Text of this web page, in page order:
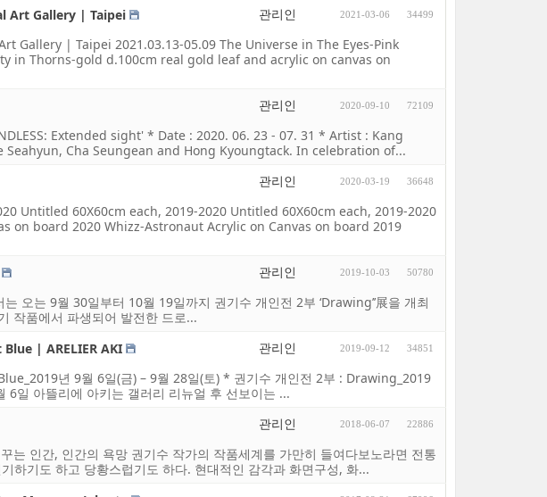
Art Gallery | Taipei 관리인 2021-03-06 34499
Gallery | Taipei 2021.03.13-05.09 The Universe in The Eyes-Pink
in Thorns-gold d.100cm real gold leaf and acrylic on canvas on
관리인 2020-09-10 72109
Extended sight' * Date : 2020. 06. 23 - 07. 31 * Artist : Kang
Cha Seungean and Hong Kyoungtack. In celebration of...
관리인 2020-03-19 36648
Untitled 60X60cm each, 2019-2020 Untitled 60X60cm each, 2019-2020
on board 2020 Whizz-Astronaut Acrylic on Canvas on board 2019
관리인 2019-10-03 50780
오는 9월 30일부터 10월 19일까지 권기수 개인전 2부 ‘Drawing’’展을 개최
작품에서 파생되어 발전한 드로...
| ARELIER AKI 관리인 2019-09-12 34851
년 9월 6일(금) – 9월 28일(토) * 권기수 개인전 2부 : Drawing_2019
6일 아뜰리에 아키는 갤러리 리뉴얼 후 선보이는 ...
관리인 2018-06-07 22886
인간, 인간의 욕망 권기수 작가의 작품세계를 가만히 들여다보노라면 전통
하기도 하고 당황스럽기도 하다. 현대적인 감각과 화면구성, 화...